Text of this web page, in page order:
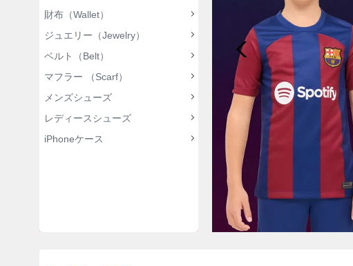
財布（Wallet）
ジュエリー（Jewelry）
ベルト（Belt）
マフラー （Scarf）
メンズシューズ
レディースシューズ
iPhoneケース